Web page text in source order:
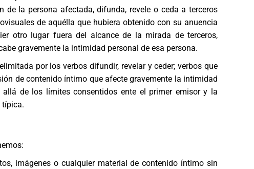
de la persona afectada, difunda, revele o ceda a terceros
de aquélla que hubiera obtenido con su anuencia
otro lugar fuera del alcance de la mirada de terceros,
gravemente la intimidad personal de esa persona.
por los verbos difundir, revelar y ceder; verbos que
de contenido íntimo que afecte gravemente la intimidad
de los límites consentidos ente el primer emisor y la
típica.
imágenes o cualquier material de contenido íntimo sin